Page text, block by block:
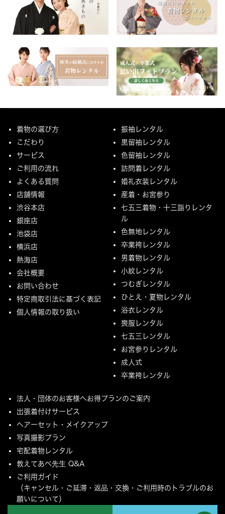
着物の選び方
こだわり
サービス
ご利用の流れ
よくある質問
店舗情報
渋谷本店
銀座店
池袋店
横浜店
熱海店
会社概要
お問い合わせ
特定商取引法に基づく表記
個人情報の取り扱い
振袖レンタル
黒留袖レンタル
色留袖レンタル
訪問着レンタル
婚礼衣装レンタル
産着・お宮参り
七五三着物・十三詣りレンタ
ル
色無地レンタル
卒業袴レンタル
男着物レンタル
小紋レンタル
つむぎレンタル
ひとえ・夏物レンタル
浴衣レンタル
喪服レンタル
七五三レンタル
お宮参りレンタル
成人式
卒業袴レンタル
法人・団体のお客様へお得プランのご案内
出張着付けサービス
ヘアーセット・メイクアップ
写真撮影プラン
宅配着物レンタル
教えてあべ先生 Q&A
ご利用ガイド
（キャンセル・ご延滞・返品・交換・ご利用時のトラブルのお
願いについて）